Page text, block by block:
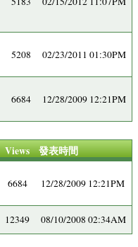
5208 02/23/2011 01:30PM
6684 12/28/2009 12:21PM
Views 發表時間
6684 12/28/2009 12:21PM
12349 08/10/2008 02:34AM